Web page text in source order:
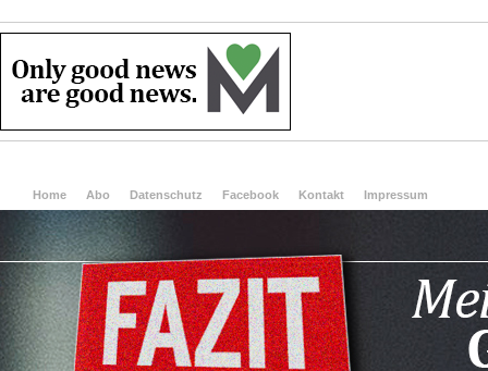
Home Abo Datenschutz Facebook Kontakt Impressum